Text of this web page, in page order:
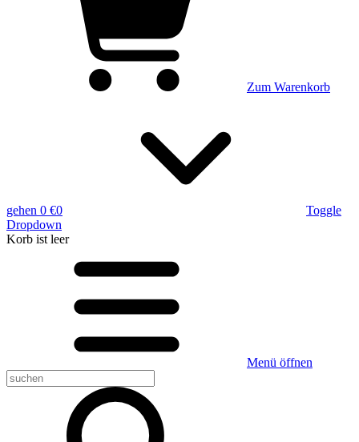
Zum Warenkorb
gehen 0 €0
Toggle
Dropdown
Korb ist leer
Menü öffnen